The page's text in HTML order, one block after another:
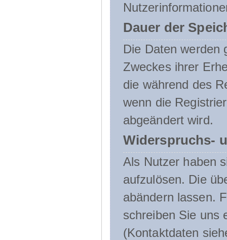
Dauer der
Die Daten werden
Zweckes ihrer
die während des
wenn die
abgeändert wird.
Widerspruchs-
Als Nutzer haben
aufzulösen. Die
abändern lassen.
schreiben Sie uns
(Kontaktdaten